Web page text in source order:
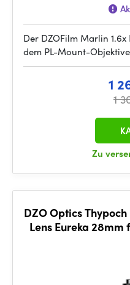
Der DZOFilm Marlin
dem PL-Mount-
1
1
Zu
DZO Optics
Lens Eureka